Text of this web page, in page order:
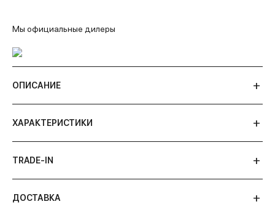
Мы официальные дилеры
ОПИСАНИЕ
ХАРАКТЕРИСТИКИ
TRADE-IN
ДОСТАВКА